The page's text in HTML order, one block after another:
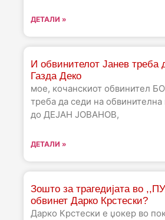
ДЕТАЛИ »
И обвинителот Јанев треба
Газда Деко
мое, кочанскиот обвинител
треба да седи на
до ДЕЈАН ЈОВАНОВ,
ДЕТАЛИ »
Зошто за трагедијата во
обвинет Дарко Крстески?
Дарко Крстески е џокер во